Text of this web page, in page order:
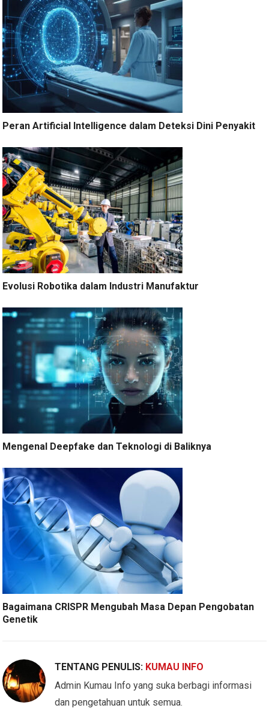
Peran Artificial Intelligence dalam Deteksi Dini Penyakit
Evolusi Robotika dalam Industri Manufaktur
Mengenal Deepfake dan Teknologi di Baliknya
Bagaimana CRISPR Mengubah Masa Depan Pengobatan
Genetik
TENTANG PENULIS: KUMAU INFO
Admin Kumau Info yang suka berbagi informasi
dan pengetahuan untuk semua.